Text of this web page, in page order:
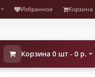
Избранное Корзина
Корзина 0 шт - 0 р.